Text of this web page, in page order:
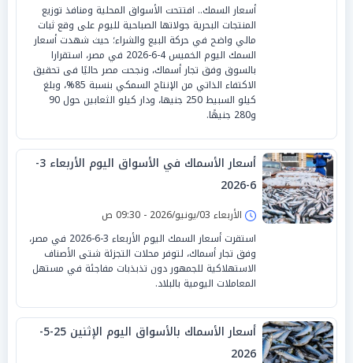
أسعار السمك.. افتتحت الأسواق المحلية ومنافذ توزيع
المنتجات البحرية جولاتها الصباحية لليوم على وقع ثبات
مالي واضح في حركة البيع والشراء؛ حيث شهدت أسعار
السمك اليوم الخميس 4-6-2026 في مصر، استقرارا
بالسوق وفق تجار أسماك، ونجحت مصر حاليًا فى تحقيق
الاكتفاء الذاتي من الإنتاج السمكي بنسبة 85%، وبلغ
كيلو السبيط 250 جنيها، ودار كيلو الثعابين حول 90
و280 جنيهًا.
أسعار الأسماك في الأسواق اليوم الأربعاء 3-
6-2026
الأربعاء 03/يونيو/2026 - 09:30 ص
استقرت أسعار السمك اليوم الأربعاء 3-6-2026 في مصر،
وفق تجار أسماك، لتوفر محلات التجزئة شتى الأصناف
الاستهلاكية للجمهور دون تذبذبات مفاجئة في مستهل
المعاملات اليومية بالبلاد.
أسعار الأسماك بالأسواق اليوم الإثنين 25-5-
2026